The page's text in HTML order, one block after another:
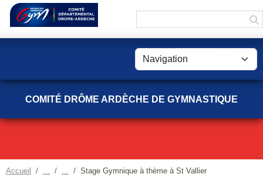
COMITÉ DRÔME ARDÈCHE DE GYMNASTIQUE
Accueil Stage Gymnique à thème à St Vallier
Panneau de gestion des cookies